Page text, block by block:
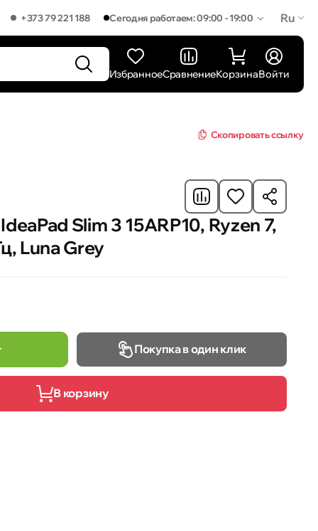
+373 79 221 188 Сегодня работаем: 09:00 - 19:00 Ru
ИзбранноеСравнениеКорзинаВойти
Скопировать ссылку
Slim 3 15ARP10, Ryzen 7,
Luna Grey
Покупка в один клик
В корзину